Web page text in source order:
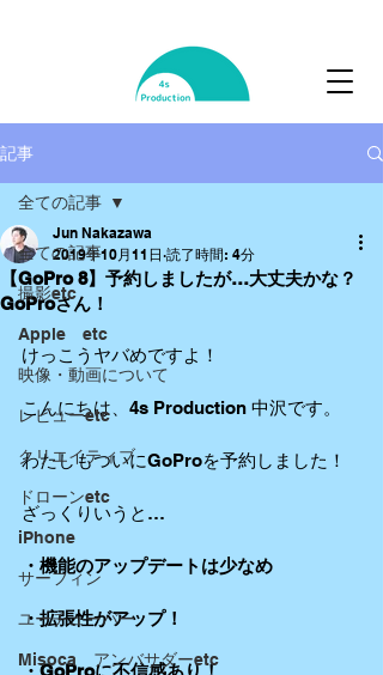
記事
全ての記事
撮影etc
Apple etc
映像・動画について
レビューetc
クリエイティブ
ドローンetc
iPhone
サーフィン
ユーチューバー
Misoca アンバサダーetc
全ての記事
【GoPro 8】予約しましたが…大丈夫かな？
GoProさん！
Jun Nakazawa
2019年10月11日 読了時間: 4分
けっこうヤバめですよ！
こんにちは、4s Production 中沢です。
わたしもついにGoProを予約しました！
ざっくりいうと…
・機能のアップデートは少なめ
・拡張性がアップ！
・GoProに不信感あり！